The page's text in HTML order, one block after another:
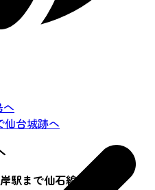
台城跡へ
まで仙石線で